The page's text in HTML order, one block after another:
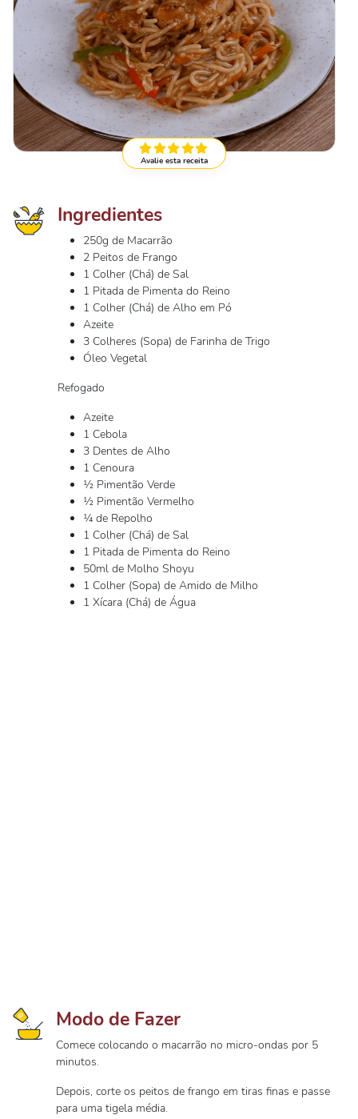
Avalie esta receita
Ingredientes
250g de Macarrão
2 Peitos de Frango
1 Colher (Chá) de Sal
1 Pitada de Pimenta do Reino
1 Colher (Chá) de Alho em Pó
Azeite
3 Colheres (Sopa) de Farinha de Trigo
Óleo Vegetal
Refogado
Azeite
1 Cebola
3 Dentes de Alho
1 Cenoura
½ Pimentão Verde
½ Pimentão Vermelho
¼ de Repolho
1 Colher (Chá) de Sal
1 Pitada de Pimenta do Reino
50ml de Molho Shoyu
1 Colher (Sopa) de Amido de Milho
1 Xícara (Chá) de Água
Modo de Fazer
Comece colocando o macarrão no micro-ondas por 5
minutos.
Depois, corte os peitos de frango em tiras finas e passe
para uma tigela média.